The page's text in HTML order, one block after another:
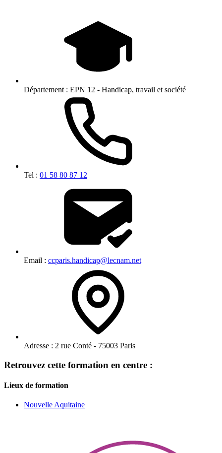
Département : EPN 12 - Handicap, travail et société
Tel : 01 58 80 87 12
Email : ccparis.handicap@lecnam.net
Adresse : 2 rue Conté - 75003 Paris
Retrouvez cette formation en centre :
Lieux de formation
Nouvelle Aquitaine